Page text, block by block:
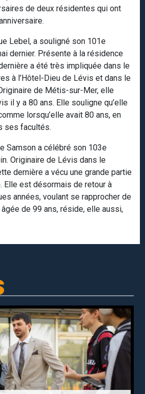
de deux résidentes qui ont
Lebel, a souligné son 101e
dernier. Présente à la résidence
a été très impliquée dans le
à l’Hôtel-Dieu de Lévis et dans le
de Métis-sur-Mer, elle
il y a 80 ans. Elle souligne qu’elle
lorsqu’elle avait 80 ans, en
ses facultés.
Samson a célébré son 103e
Originaire de Lévis dans le
dernière a vécu une grande partie
Elle est désormais de retour à
années, voulant se rapprocher de
de 99 ans, réside, elle aussi,